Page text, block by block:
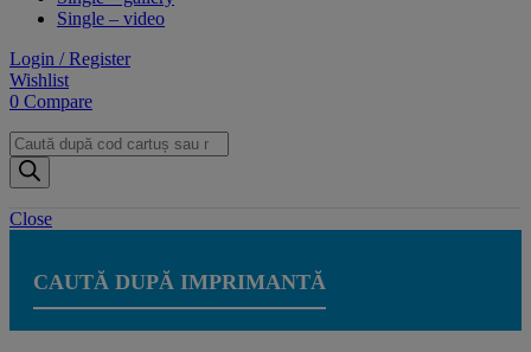
Single – video
Login / Register
Wishlist
0 Compare
Products
search
Close
CAUTĂ DUPĂ IMPRIMANTĂ